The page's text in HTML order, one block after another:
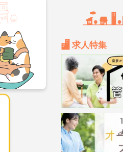
求人特集